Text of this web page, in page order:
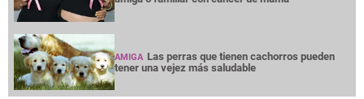
AMIGA Las perras que tienen cachorros pueden
tener una vejez más saludable